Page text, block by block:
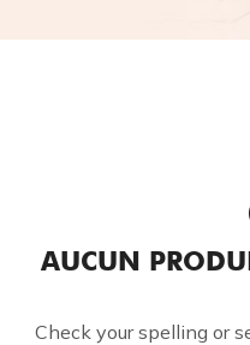
AUCUN
Check your spelling or